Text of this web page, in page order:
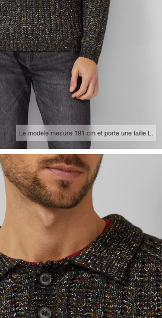
Le modèle mesure 191 cm et porte une taille L.